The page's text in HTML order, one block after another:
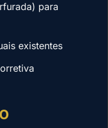
para
existentes